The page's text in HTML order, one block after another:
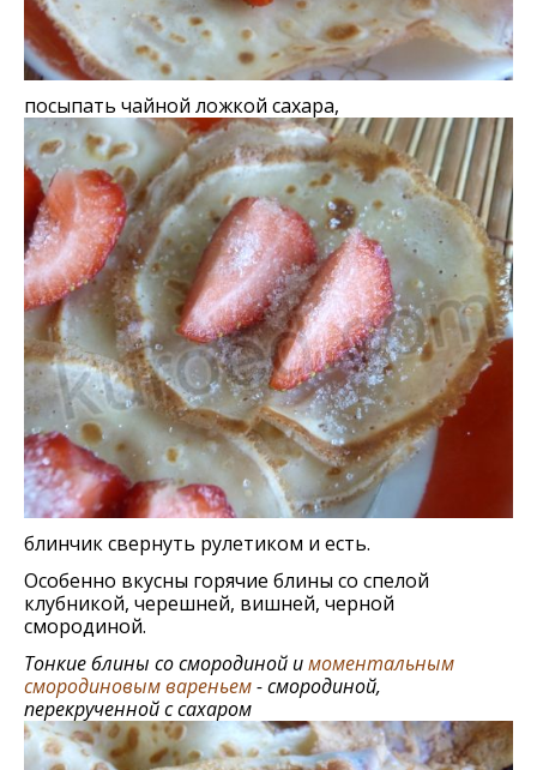
посыпать чайной ложкой сахара,
блинчик свернуть рулетиком и есть.
Особенно вкусны горячие блины со спелой
клубникой, черешней, вишней, черной
смородиной.
Тонкие блины со смородиной имоментальным
смородиновым вареньем- смородиной,
перекрученной с сахаром